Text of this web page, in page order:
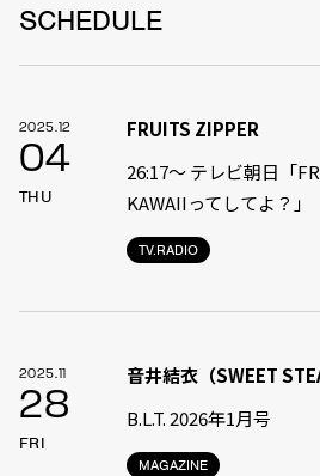
SCHEDULE
2025.12
04
THU
TV.RADIO
FRUITS ZIPPER
26:17～ テレビ朝日「
KAWAIIってしてよ？」
2025.11
28
FRI
MAGAZINE
音井結衣（SWEET
B.L.T. 2026年1月号